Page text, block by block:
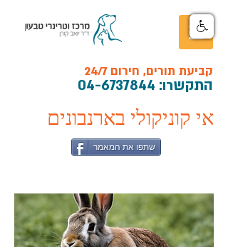
קביעת תורים, חירום 24/7
התקשרו: 04-6737844
אי קוניקולי בארנבונים
שתפו את המאמר